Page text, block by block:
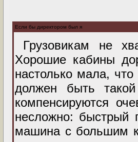
Если бы директором был я
Грузовикам не
Хорошие кабины
настолько мала,
должен быть
компенсируются
несложно: быстрый
машина с большим